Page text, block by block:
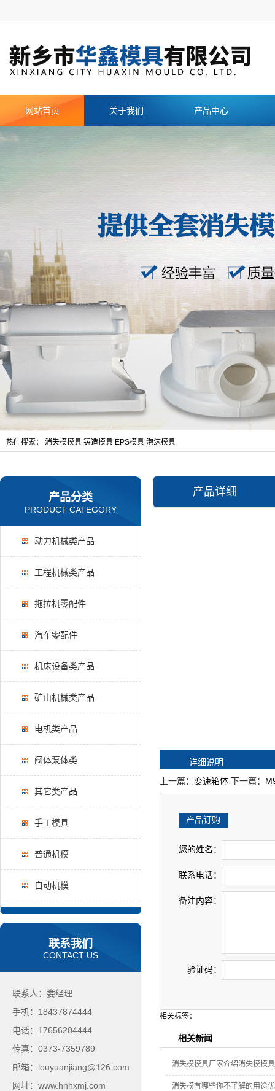
网站首页 关于我们 产品中心
热门搜索： 消失模模具 铸造模具 EPS模具 泡沫模具
产品分类
PRODUCT CATEGORY
动力机械类产品
工程机械类产品
拖拉机零配件
汽车零配件
机床设备类产品
矿山机械类产品
电机类产品
阀体泵体类
其它类产品
手工模具
普通机模
自动机模
联系我们
CONTACT US
联系人：娄经理
手机：18437874444
电话：17656204444
传真：0373-7359789
邮箱：louyuanjiang@126.com
网址：www.hnhxmj.com
产品详细
详细说明
上一篇： 变速箱体 下一篇：
产品订购
您的姓名：
联系电话：
备注内容：
验证码：
相关标签：
相关新闻
消失模模具厂家介绍消失模模
消失模有哪些你不了解的用途